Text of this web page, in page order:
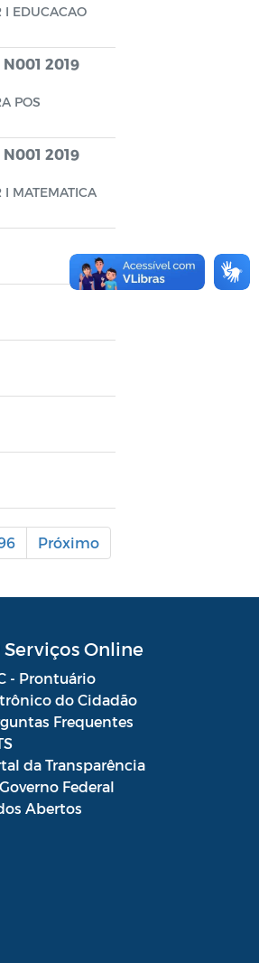
EDUCACAO
2019
POS
2019
MATEMATICA
Próximo
Serviços Online
- Prontuário
do Cidadão
Frequentes
da Transparência
Federal
Abertos